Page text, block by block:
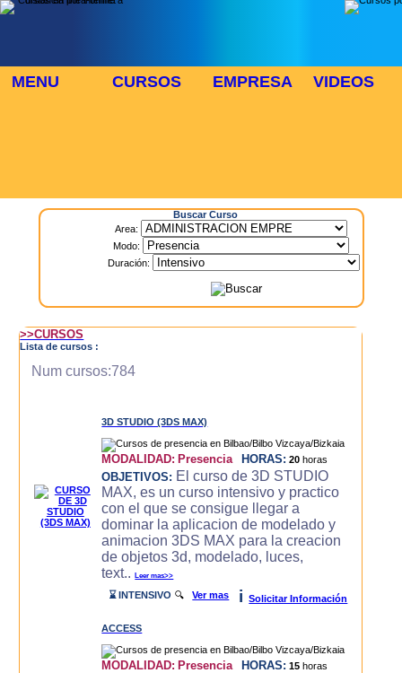
MENU CURSOS EMPRESA VIDEOS
Buscar Curso
Area:
Modo:
Duración:
>>CURSOS
Lista de cursos :
Num cursos:784
3D STUDIO (3DS MAX)
MODALIDAD: Presencia HORAS: 20 horas
OBJETIVOS: El curso de 3D STUDIO
MAX, es un curso intensivo y practico
con el que se consigue llegar a
dominar la aplicacion de modelado y
animacion 3DS MAX para la creacion
de objetos 3d, modelado, luces,
text..Leer mas>>
⌛ INTENSIVO 🔍Ver mas i Solicitar Información
ACCESS
MODALIDAD: Presencia HORAS: 15 horas